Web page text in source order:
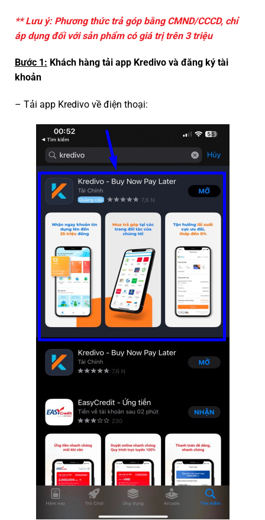
** Lưu ý: Phương thức trả góp bằng CMND/CCCD, chỉ
áp dụng đối với sản phẩm có giá trị trên 3 triệu
Bước 1: Khách hàng tải app Kredivo và đăng ký tài
khoản
– Tải app Kredivo về điện thoại: